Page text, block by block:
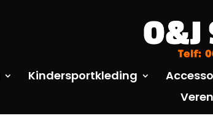
Kindersportkleding